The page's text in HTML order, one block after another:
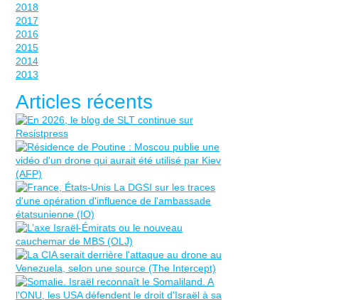
2018
2017
2016
2015
2014
2013
Articles récents